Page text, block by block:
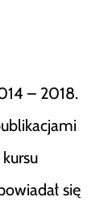
– 2018.
się